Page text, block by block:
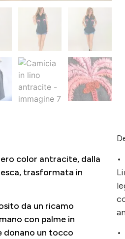
color antracite, dalla
trasformata in
da un ricamo
con palme in
donano un tocco
•
•